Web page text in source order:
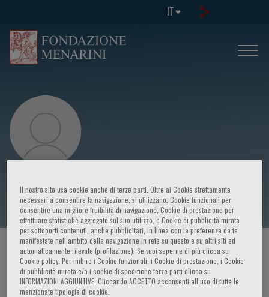
IT
Neil Marlow
HOME PAGE / CORSI ED EVENTI / RELATORE
Il nostro sito usa cookie anche di terze parti. Oltre ai Cookie strettamente
necessari a consentire la navigazione, si utilizzano, Cookie funzionali per
consentire una migliore fruibilità di navigazione, Cookie di prestazione per
effettuare statistiche aggregate sul suo utilizzo, e Cookie di pubblicità mirata
per sottoporti contenuti, anche pubblicitari, in linea con le preferenze da te
manifestate nell‘ambito della navigazione in rete su questo e su altri siti ed
automaticamente rilevate (profilazione). Se vuoi saperne di più clicca su
Cookie policy. Per inibire i Cookie funzionali, i Cookie di prestazione, i Cookie
di pubblicità mirata e/o i cookie di specifiche terze parti clicca su
INFORMAZIONI AGGIUNTIVE. Cliccando ACCETTO acconsenti all’uso di tutte le
menzionate tipologie di cookie.